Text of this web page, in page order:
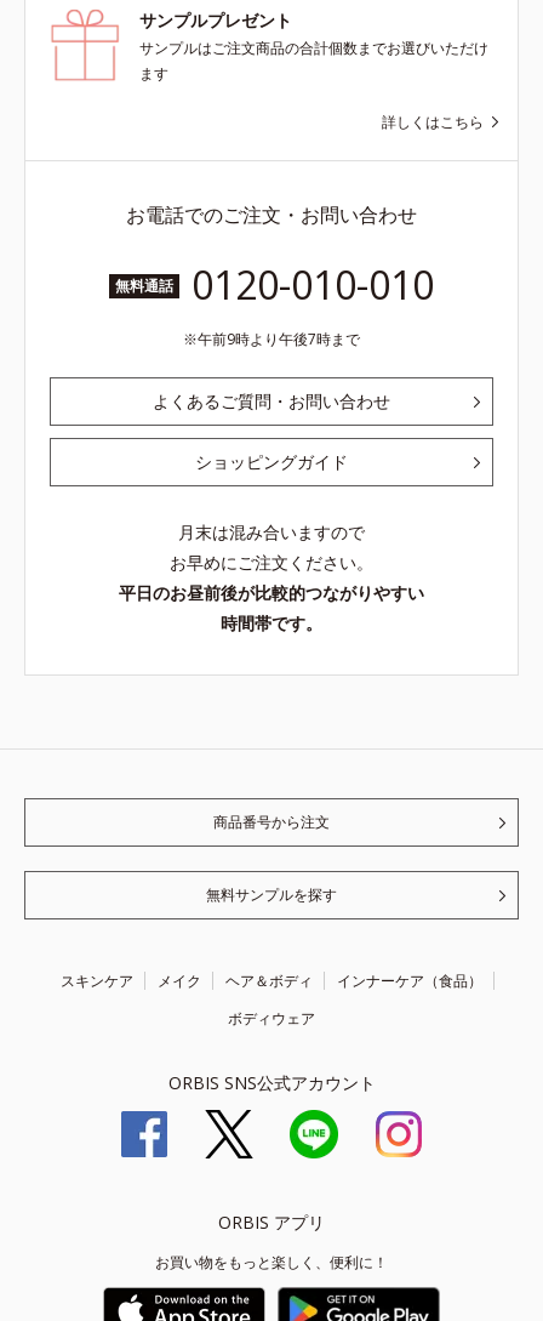
サンプルプレゼント
サンプルはご注文商品の合計個数までお選びいただけ
ます
詳しくはこちら
お電話でのご注文・お問い合わせ
無料通話 0120-010-010
午前9時より午後7時まで
よくあるご質問・お問い合わせ
ショッピングガイド
月末は混み合いますので
お早めにご注文ください。
平日のお昼前後が比較的つながりやすい
時間帯です。
商品番号から注文
無料サンプルを探す
スキンケア メイク ヘア＆ボディ
インナーケア（食品）
ボディウェア
ORBIS SNS公式アカウント
ORBIS アプリ
お買い物をもっと楽しく、便利に！